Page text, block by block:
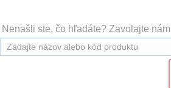
Nenašli ste, čo hľadáte? Zavolajte nám